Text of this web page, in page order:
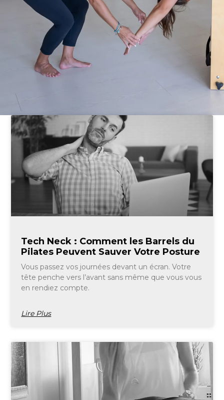
Tech Neck : Comment les Barrels du
Pilates Peuvent Sauver Votre Posture
Vous passez vos journées devant un écran. Votre
tête penche vers l’avant sans même que vous vous
en rendiez compte.
Lire Plus